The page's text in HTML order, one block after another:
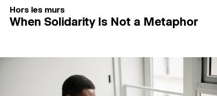
Hors les murs
When Solidarity Is Not a Metaphor